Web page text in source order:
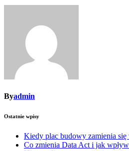
Byadmin
Ostatnie wpisy
Kiedy plac budowy zamienia się
Co zmienia Data Act i jak